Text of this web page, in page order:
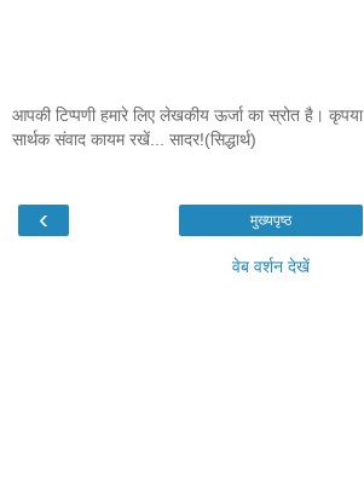
आपकी टिप्पणी हमारे लिए लेखकीय ऊर्जा का स्रोत है। कृपया
सार्थक संवाद कायम रखें... सादर!(सिद्धार्थ)
‹ मुख्यपृष्ठ
वेब वर्शन देखें